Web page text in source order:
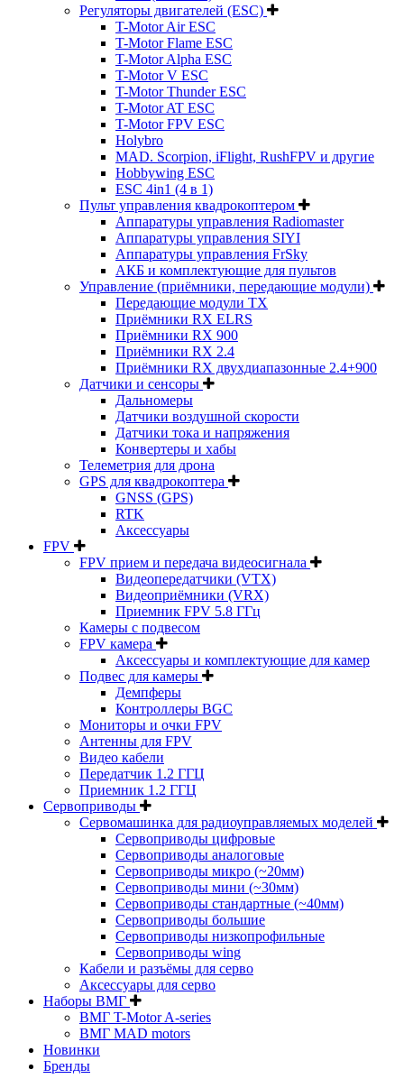
Регуляторы двигателей (ESC)
T-Motor Air ESC
T-Motor Flame ESC
T-Motor Alpha ESC
T-Motor V ESC
T-Motor Thunder ESC
T-Motor AT ESC
T-Motor FPV ESC
Holybro
MAD. Scorpion, iFlight, RushFPV и другие
Hobbywing ESC
ESC 4in1 (4 в 1)
Пульт управления квадрокоптером
Аппаратуры управления Radiomaster
Аппаратуры управления SIYI
Аппаратуры управления FrSky
АКБ и комплектующие для пультов
Управление (приёмники, передающие модули)
Передающие модули TX
Приёмники RX ELRS
Приёмники RX 900
Приёмники RX 2.4
Приёмники RX двухдиапазонные 2.4+900
Датчики и сенсоры
Дальномеры
Датчики воздушной скорости
Датчики тока и напряжения
Конвертеры и хабы
Телеметрия для дрона
GPS для квадрокоптера
GNSS (GPS)
RTK
Аксессуары
FPV
FPV прием и передача видеосигнала
Видеопередатчики (VTX)
Видеоприёмники (VRX)
Приемник FPV 5.8 ГГц
Камеры с подвесом
FPV камера
Аксессуары и комплектующие для камер
Подвес для камеры
Демпферы
Контроллеры BGC
Мониторы и очки FPV
Антенны для FPV
Видео кабели
Передатчик 1.2 ГГЦ
Приемник 1.2 ГГЦ
Сервоприводы
Сервомашинка для радиоуправляемых моделей
Сервоприводы цифровые
Сервоприводы аналоговые
Сервоприводы микро (~20мм)
Сервоприводы мини (~30мм)
Сервоприводы стандартные (~40мм)
Сервоприводы большие
Сервоприводы низкопрофильные
Сервоприводы wing
Кабели и разъёмы для серво
Аксессуары для серво
Наборы ВМГ
ВМГ T-Motor A-series
ВМГ MAD motors
Новинки
Бренды